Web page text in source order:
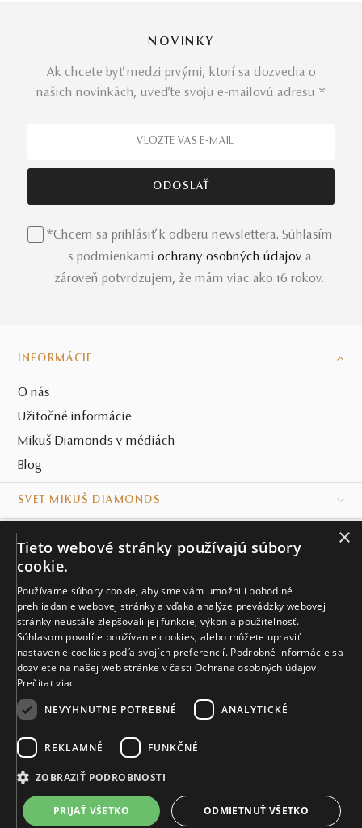
4 468 €
Vyrobíme a doručíme do 21 dní
VIAC INFO
NOVINKY
Ak chcete byť medzi prvými, ktorí sa dozvedia o
našich novinkách, uveďte svoju e-mailovú adresu *
*Chcem sa prihlásiť k odberu newslettera. Súhlasím
s podmienkami ochrany osobných údajov a
zároveň potvrdzujem, že mám viac ako 16 rokov.
INFORMÁCIE
O nás
Užitočné informácie
Mikuš Diamonds v médiách
Blog
SVET MIKUŠ DIAMONDS
KONTAKT
Naše klenotníctva
Sídlo spoločnosti
© MIKUŠ DIAMONDS, A.S. 2026. VŠETKY PRÁVA VYHRADENÉ.
×
Tieto webové stránky používajú súbory
cookie.
Používame súbory cookie, aby sme vám umožnili pohodlné
prehliadanie webovej stránky a vďaka analýze prevádzky webovej
stránky neustále zlepšovali jej funkcie, výkon a použiteľnosť.
Súhlasom povolíte používanie cookies, alebo môžete upraviť
nastavenie cookies podľa svojích preferencií. Podrobné informácie sa
dozviete na našej web stránke v časti Ochrana osobných údajov.
Prečítať viac
NEVYHNUTNE POTREBNÉ
ANALYTICKÉ
REKLAMNÉ FUNKČNÉ
ZOBRAZIŤ PODROBNOSTI
PRIJAŤ VŠETKO ODMIETNUŤ VŠETKO